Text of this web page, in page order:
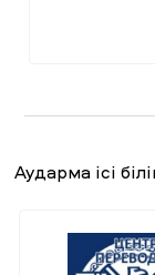
Аударма ісі